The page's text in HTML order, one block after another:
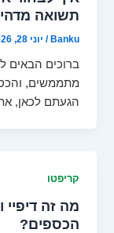
תשואה
Banku
/ יוני 28, 2026
ברוכים הבאים
מתממשים,
הגעתם לכאן,
קריפטו
מה זה
הכספים?